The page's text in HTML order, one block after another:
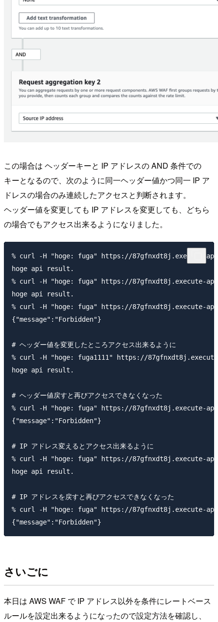
この場合は ヘッダーキーと IP アドレスの AND 条件での
キーとなるので、次のように同一ヘッダー値かつ同一 IP ア
ドレスの場合のみ連続したアクセスと判断されます。
ヘッダー値を変更しても IP アドレスを変更しても、どちら
の場合でもアクセス出来るようになりました。
% curl -H "hoge: fuga" https://87gfnxdt8j.execute-
hoge api result.
% curl -H "hoge: fuga" https://87gfnxdt8j.execute-
hoge api result.
% curl -H "hoge: fuga" https://87gfnxdt8j.execute-
{"message":"Forbidden"}
# ヘッダー値を変更したところアクセス出来るように
% curl -H "hoge: fuga1111" https://87gfnxdt8j.execute-
hoge api result.
# ヘッダー値戻すと再びアクセスできなくなった
% curl -H "hoge: fuga" https://87gfnxdt8j.execute-
{"message":"Forbidden"}
# IP アドレス変えるとアクセス出来るように
% curl -H "hoge: fuga" https://87gfnxdt8j.execute-
hoge api result.
# IP アドレスを戻すと再びアクセスできなくなった
% curl -H "hoge: fuga" https://87gfnxdt8j.execute-
さいごに
本日は AWS WAF で IP アドレス以外を条件にレートベース
ルールを設定出来るようになったので設定方法を確認し、